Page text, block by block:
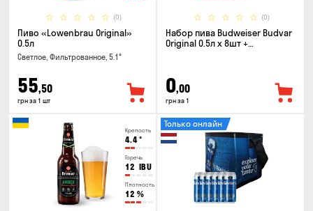
(0)
Пиво «Lowenbrau Original»
0.5л
Светлое, Фильтрованное, 5.1°
55,50
грн за 1 шт
(0)
Набор пива Budweiser Budvar
Original 0.5л x 8шт +
0,00
грн за 1
Крепость
4.4°
Горечь
12 IBU
Плотность
12 %
Только онлайн